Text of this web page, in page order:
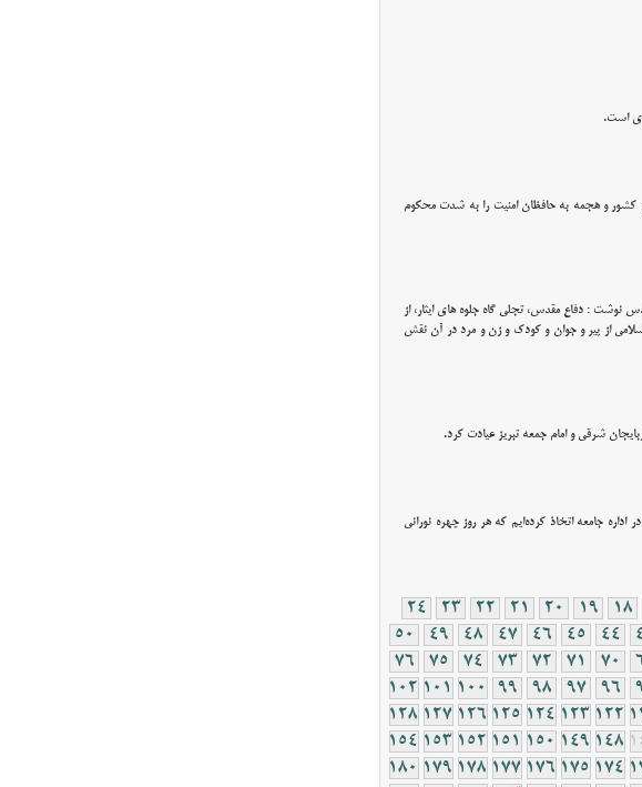
است.
و کشور و هجمه به حافظان امنیت را به شدت محکوم
نوشت : دفاع مقدس، تجلی گاه جلوه های ایثار، از
از پیر و جوان و کودک و زن و مرد در آن نقش
شرقی و امام جمعه تبریز عیادت کرد.
اداره جامعه اتخاذ کرده‌ایم که هر روز چهره نورانی
18
19
20
21
22
23
24
44
45
46
47
48
49
50
70
71
72
73
74
75
76
96
97
98
99
100
101
102
122
123
124
125
126
127
128
148
149
150
151
152
153
154
174
175
176
177
178
179
180